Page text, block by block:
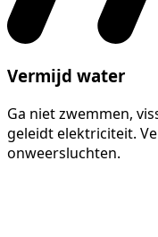
Vermijd water
Ga niet zwemmen,
geleidt elektriciteit.
onweersluchten.